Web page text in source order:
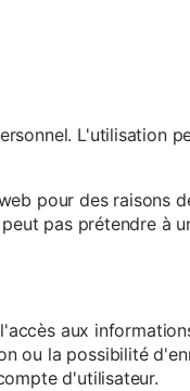
L'utilisation
pour des raisons
pas prétendre à
aux
ou la possibilité
d'utilisateur.